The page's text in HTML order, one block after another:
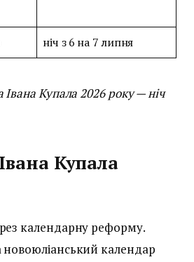
ніч з 6 на 7 липня
Івана Купала 2026 року — ніч
Купала
календарну реформу.
новоюліанський календар